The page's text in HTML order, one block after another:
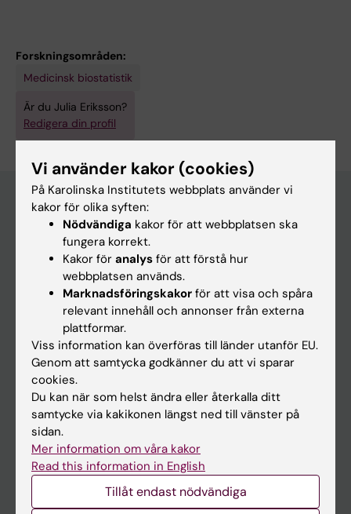
Forskningsområden:
Medicinsk biostatistik
Är du Julia Eriksson?
Redigera din profil
Huvudmeny
Utbildning
Forskarutbildning
Forskning
På gång
Nyheter
Kalender
Student
Ladok
Vi använder kakor (cookies)
På Karolinska Institutets webbplats använder vi
kakor för olika syften:
Nödvändiga kakor för att webbplatsen ska
fungera korrekt.
Kakor för analys för att förstå hur
webbplatsen används.
Marknadsföringskakor för att visa och spåra
relevant innehåll och annonser från externa
plattformar.
Viss information kan överföras till länder utanför EU.
Genom att samtycka godkänner du att vi sparar
cookies.
Du kan när som helst ändra eller återkalla ditt
samtycke via kakikonen längst ned till vänster på
sidan.
Mer information om våra kakor
Read this information in English
Tillåt endast nödvändiga